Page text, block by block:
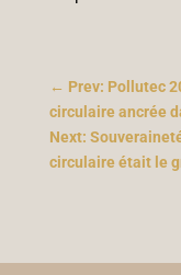
← Prev: Pollutec
circulaire ancrée
Next:
circulaire était le